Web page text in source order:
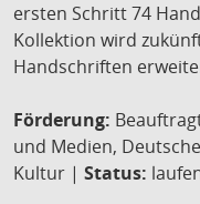
ersten Schritt 74
Kollektion wird
Handschriften
Förderung:
und Medien,
Kultur | Status: